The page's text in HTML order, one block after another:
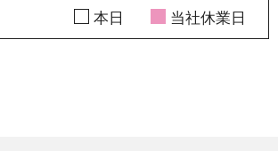
本日 当社休業日